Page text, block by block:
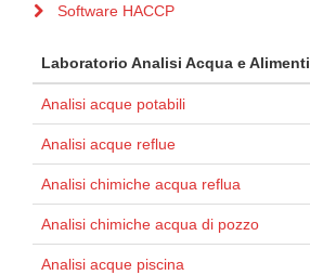
Software HACCP
Laboratorio Analisi Acqua e Alimenti
Analisi acque potabili
Analisi acque reflue
Analisi chimiche acqua reflua
Analisi chimiche acqua di pozzo
Analisi acque piscina